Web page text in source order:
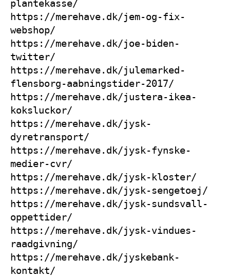
plantekasse/
https://merehave.dk/jem-og-fix-
webshop/
https://merehave.dk/joe-biden-
twitter/
https://merehave.dk/julemarked-
flensborg-aabningstider-2017/
https://merehave.dk/justera-ikea-
koksluckor/
https://merehave.dk/jysk-
dyretransport/
https://merehave.dk/jysk-fynske-
medier-cvr/
https://merehave.dk/jysk-kloster/
https://merehave.dk/jysk-sengetoej/
https://merehave.dk/jysk-sundsvall-
oppettider/
https://merehave.dk/jysk-vindues-
raadgivning/
https://merehave.dk/jyskebank-
kontakt/